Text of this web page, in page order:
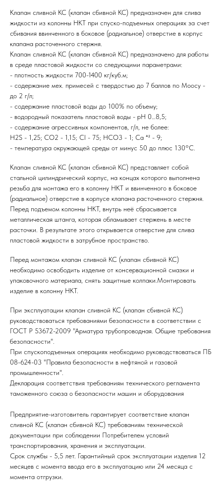
Клапан сливной КС (клапан сбивной КС) предназначен для слива
жидкости из колонны НКТ при спуско-подъемных операциях за счет
сбивания ввинченного в боковое (радиальное) отверстие в корпус
клапана расточенного стержня.
Клапан сливной КС (клапан сбивной КС) предназначено для работы
в среде пластовой жидкости со следующими параметрами:
- плотность жидкости 700-1400 кг/куб.м;
- содержание мех. примесей с твердостью до 7 баллов по Моосу -
до 2 г/л;
- содержание пластовой воды до 100% по объему;
- водородный показатель пластовой воды - рН 0…8,5;
- содержание агрессивных компонентов, г/л, не более:
H2S - 1,25; CO2 - 1,15; Cl - 75; HCO3 - 1; Ca ⁺² - 9;
- температура окружающей среды от минус 50 до плюс 130°С.
Клапан сливной КС (клапан сбивной КС) представляет собой
стальной цилиндрический корпус, на концах которого выполнена
резьба для монтажа его в колонну НКТ и ввинченного в боковое
(радиальное) отверстие в корпусе клапана расточенного стержня.
Перед подъемом колонны НКТ, внутрь неё сбрасывается
металлическая штанга, которая обламывает стержень в месте
расточки. В результате этого открывается отверстие для слива
пластовой жидкости в затрубное пространство.
Перед монтажом клапан сливной КС (клапан сбивной КС)
необходимо освободить изделие от консервационной смазки и
упаковочного материала, снять защитные колпаки.Монтировать
изделие в колонну НКТ.
При эксплуатации клапан сливной КС (клапан сбивной КС)
руководствоваться требованиями безопасности в соответствии с
ГОСТ Р 53672-2009 "Арматура трубопроводная. Общие требования
безопасности".
При спускоподъемных операциях необходимо руководствоваться ПБ
08-624-03 "Правила безопасности в нефтяной и газовой
промышленности".
Декларация соответствия требованиям технического регламента
таможенного союза о безопасности машин и оборудования
Предприятие-изготовитель гарантирует соответствие клапан
сливной КС (клапан сбивной КС) требованиям технической
документации при соблюдении Потребителем условий
транспортирования, хранения и эксплуатации.
Срок службы - 5,5 лет. Гарантийный срок эксплуатации изделия 12
месяцев с момента ввода его в эксплуатацию или 24 месяца с
момента отгрузки.